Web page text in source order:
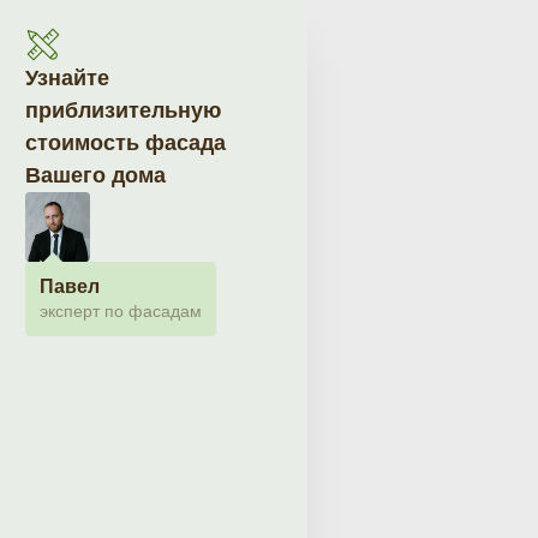
Узнайте
приблизительную
стоимость фасада
Вашего дома
Павел
эксперт по фасадам